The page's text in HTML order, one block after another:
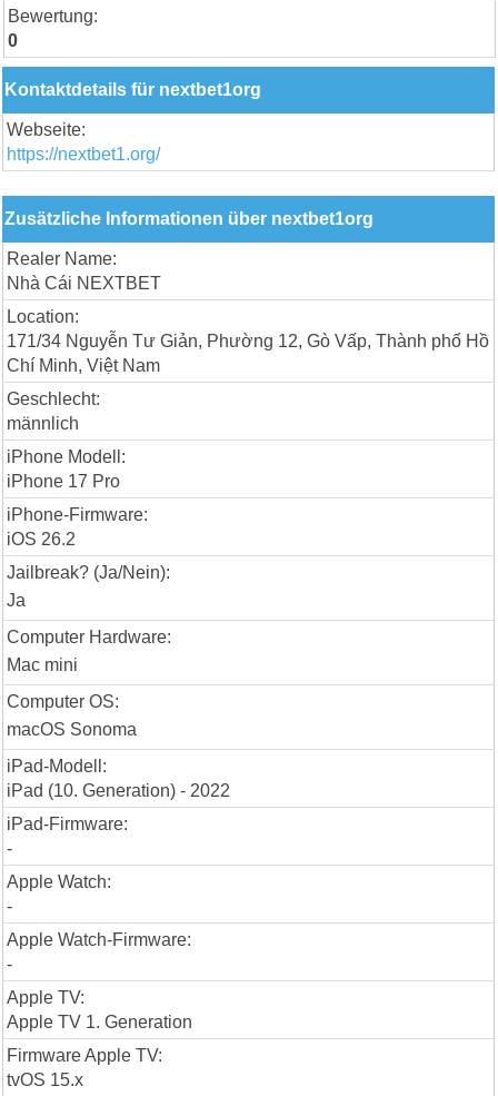
Bewertung:
0
Kontaktdetails für nextbet1org
Webseite:
https://nextbet1.org/
Zusätzliche Informationen über nextbet1org
Realer Name:
Nhà Cái NEXTBET
Location:
171/34 Nguyễn Tư Giản, Phường 12, Gò Vấp, Thành phố Hồ
Chí Minh, Việt Nam
Geschlecht:
männlich
iPhone Modell:
iPhone 17 Pro
iPhone-Firmware:
iOS 26.2
Jailbreak? (Ja/Nein):
Ja
Computer Hardware:
Mac mini
Computer OS:
macOS Sonoma
iPad-Modell:
iPad (10. Generation) - 2022
iPad-Firmware:
-
Apple Watch:
-
Apple Watch-Firmware:
-
Apple TV:
Apple TV 1. Generation
Firmware Apple TV:
tvOS 15.x